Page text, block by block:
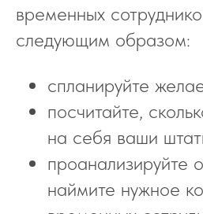
временных
следующим образом:
спланируйте
посчитайте,
на себя ваши
проанализируйте
наймите нужное